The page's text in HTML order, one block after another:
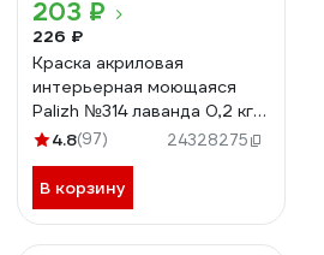
203 ₽
226 ₽
Краска акриловая
интерьерная моющаяся
Palizh №314 лаванда 0,2 кг
11608055
4.8(97) 24328275
В корзину